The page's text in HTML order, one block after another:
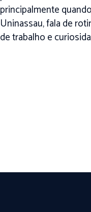
principalmente
Uninassau, fala de
de trabalho e